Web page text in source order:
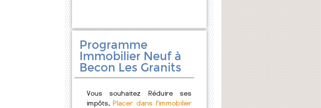
Programme
Immobilier Neuf à
Becon Les Granits
Vous souhaitez Réduire ses
impôts,Placer dans l'immobilier